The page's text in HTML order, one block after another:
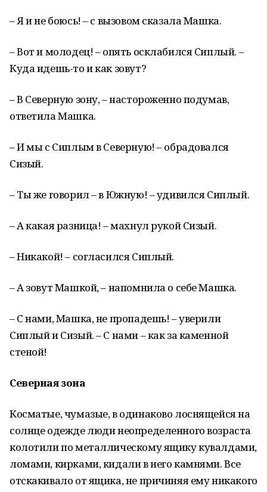
– Я и не боюсь! – с вызовом сказала Машка.
– Вот и молодец! – опять осклабился Сиплый. –
Куда идешь-то и как зовут?
– В Северную зону, – настороженно подумав,
ответила Машка.
– И мы с Сиплым в Северную! – обрадовался
Сизый.
– Ты же говорил – в Южную! – удивился Сиплый.
– А какая разница! – махнул рукой Сизый.
– Никакой! – согласился Сиплый.
– А зовут Машкой, – напомнила о себе Машка.
– С нами, Машка, не пропадешь! – уверили
Сиплый и Сизый. – С нами – как за каменной
стеной!
Северная зона
Косматые, чумазые, в одинаково лоснящейся на
солнце одежде люди неопределенного возраста
колотили по металлическому ящику кувалдами,
ломами, кирками, кидали в него камнями. Все
отскакивало от ящика, не причиняя ему никакого